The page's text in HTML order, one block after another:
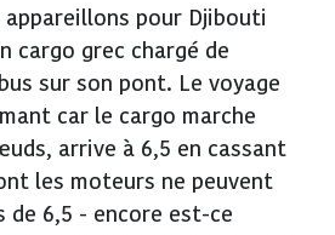
appareillons pour Djibouti
cargo grec chargé de
sur son pont. Le voyage
car le cargo marche
arrive à 6,5 en cassant
les moteurs ne peuvent
6,5 - encore est-ce